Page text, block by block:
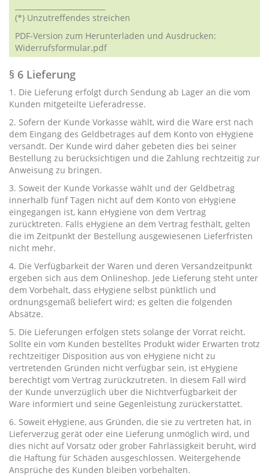
(*) Unzutreffendes streichen
PDF-Version zum Herunterladen und Ausdrucken:
Widerrufsformular.pdf
§ 6 Lieferung
1. Die Lieferung erfolgt durch Sendung ab Lager an die vom
Kunden mitgeteilte Lieferadresse.
2. Sofern der Kunde Vorkasse wählt, wird die Ware erst nach
dem Eingang des Geldbetrages auf dem Konto von eHygiene
versandt. Der Kunde wird daher gebeten dies bei seiner
Bestellung zu berücksichtigen und die Zahlung rechtzeitig zur
Anweisung zu bringen.
3. Soweit der Kunde Vorkasse wählt und der Geldbetrag
innerhalb fünf Tagen nicht auf dem Konto von eHygiene
eingegangen ist, kann eHygiene von dem Vertrag
zurücktreten. Falls eHygiene an dem Vertrag festhält, gelten
die im Zeitpunkt der Bestellung ausgewiesenen Lieferfristen
nicht mehr.
4. Die Verfügbarkeit der Waren und deren Versandzeitpunkt
ergeben sich aus dem Onlineshop. Jede Lieferung steht unter
dem Vorbehalt, dass eHygiene selbst pünktlich und
ordnungsgemäß beliefert wird; es gelten die folgenden
Absätze.
5. Die Lieferungen erfolgen stets solange der Vorrat reicht.
Sollte ein vom Kunden bestelltes Produkt wider Erwarten trotz
rechtzeitiger Disposition aus von eHygiene nicht zu
vertretenden Gründen nicht verfügbar sein, ist eHygiene
berechtigt vom Vertrag zurückzutreten. In diesem Fall wird
der Kunde unverzüglich über die Nichtverfügbarkeit der
Ware informiert und seine Gegenleistung zurückerstattet.
6. Soweit eHygiene, aus Gründen, die sie zu vertreten hat, in
Lieferverzug gerät oder eine Lieferung unmöglich wird, und
dies nicht auf Vorsatz oder grober Fahrlässigkeit beruht, wird
die Haftung für Schäden ausgeschlossen. Weitergehende
Ansprüche des Kunden bleiben vorbehalten.